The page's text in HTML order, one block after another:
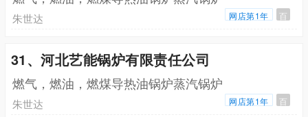
朱世达 网店第1年 百
31、河北艺能锅炉有限责任公司
燃气，燃油，燃煤导热油锅炉蒸汽锅炉
朱世达 网店第1年 百